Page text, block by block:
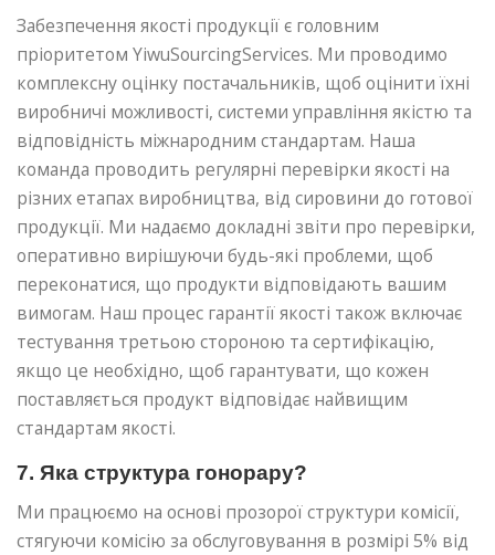
Забезпечення якості продукції є головним
пріоритетом YiwuSourcingServices. Ми проводимо
комплексну оцінку постачальників, щоб оцінити їхні
виробничі можливості, системи управління якістю та
відповідність міжнародним стандартам. Наша
команда проводить регулярні перевірки якості на
різних етапах виробництва, від сировини до готової
продукції. Ми надаємо докладні звіти про перевірки,
оперативно вирішуючи будь-які проблеми, щоб
переконатися, що продукти відповідають вашим
вимогам. Наш процес гарантії якості також включає
тестування третьою стороною та сертифікацію,
якщо це необхідно, щоб гарантувати, що кожен
поставляється продукт відповідає найвищим
стандартам якості.
7. Яка структура гонорару?
Ми працюємо на основі прозорої структури комісії,
стягуючи комісію за обслуговування в розмірі 5% від